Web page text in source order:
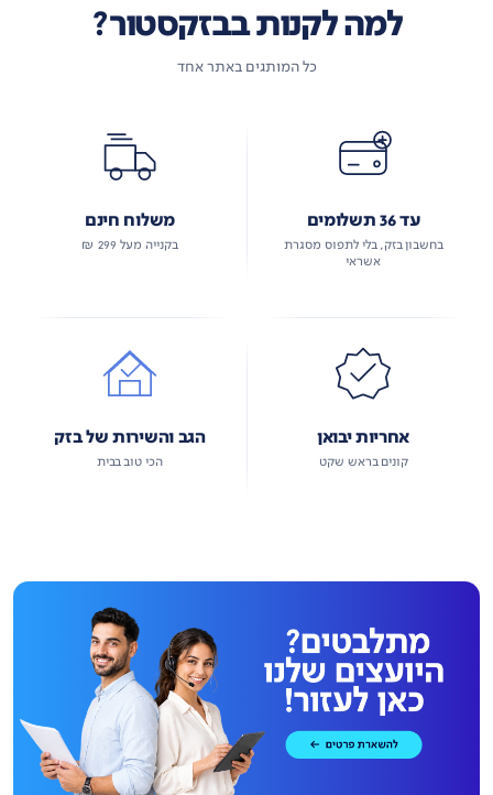
למה לקנות בבזקסטור?
כל המותגים באתר אחד
עד 36 תשלומים
בחשבון בזק, בלי לתפוס מסגרת
אשראי
משלוח חינם
בקנייה מעל 299 ₪
אחריות יבואן
קונים בראש שקט
הגב והשירות של בזק
הכי טוב בבית